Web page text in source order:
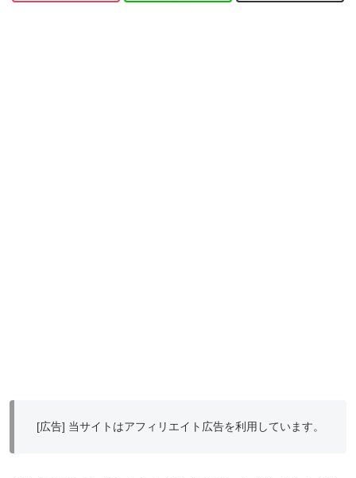
[広告] 当サイトはアフィリエイト広告を利用しています。